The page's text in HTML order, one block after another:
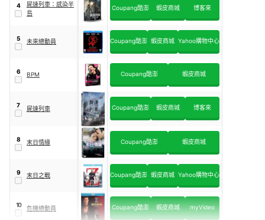
4
屍速列車：感染半
島
Coupang酷澎 蝦皮商城 博客來
5 未來總動員 Coupang酷澎 蝦皮商城 Yahoo購物中心
6 BPM Coupang酷澎 蝦皮商城
7
屍速列車 Coupang酷澎 蝦皮商城 博客來
8 末日情緣 Coupang酷澎 蝦皮商城
9 末日之戰 Coupang酷澎 蝦皮商城 Yahoo購物中心
10
危機總動員 Coupang酷澎 蝦皮商城 myVideo